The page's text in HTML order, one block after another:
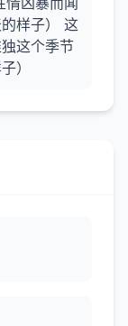
样子） 这
这个季节
）